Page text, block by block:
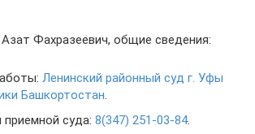
Фахразеевич, общие сведения:
Ленинский районный суд г. Уфы
Башкортостан
приемной суда: 8(347) 251-03-84.